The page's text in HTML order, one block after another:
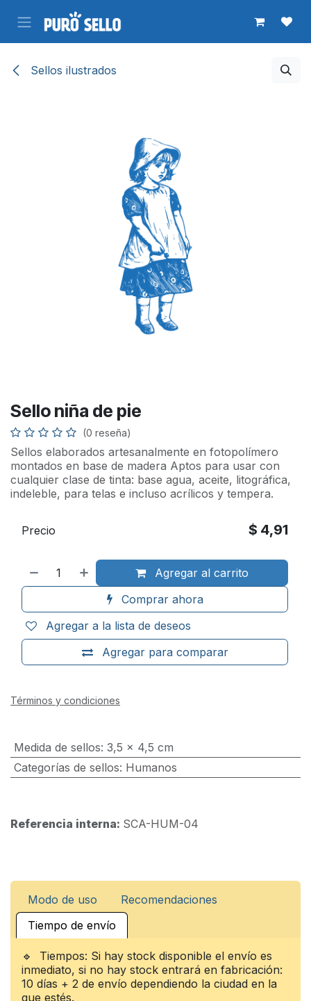
Ir al contenido
Sellos ilustrados
Sello niña de pie
(0 reseña)
Sellos elaborados artesanalmente en fotopolímero
montados en base de madera Aptos para usar con
cualquier clase de tinta: base agua, aceite, litográfica,
indeleble, para telas e incluso acrílicos y tempera.
Agregar al carrito
Comprar ahora
Agregar para comparar
Agregar a la lista de deseos
Precio $ 4,91
Términos y condiciones
Medida de sellos: 3,5 x 4,5 cm
Categorías de sellos: Humanos
Referencia interna: SCA-HUM-04
Modo de uso
Recomendaciones
Tiempo de envío
🔹 Tiempos: Si hay stock disponible el envío es
inmediato, si no hay stock entrará en fabricación:
10 días + 2 de envío dependiendo la ciudad en la
que estés.